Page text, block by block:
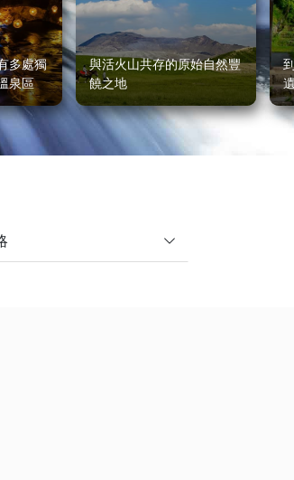
多處獨
泉區
與活火山共存的原始自然豐
饒之地